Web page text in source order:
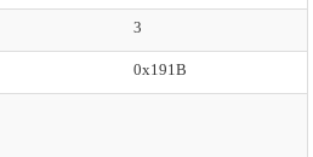
3
0x191B